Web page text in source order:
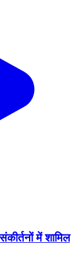
में शामिल